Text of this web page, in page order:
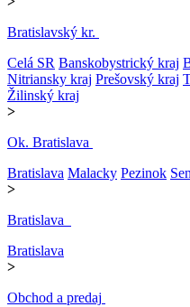
Bratislavský kr.
Celá SR Banskobystrický kraj
Nitriansky kraj Prešovský kraj
Žilinský kraj
>
Ok. Bratislava
Bratislava Malacky Pezinok
>
Bratislava
Bratislava
>
Obchod a predaj